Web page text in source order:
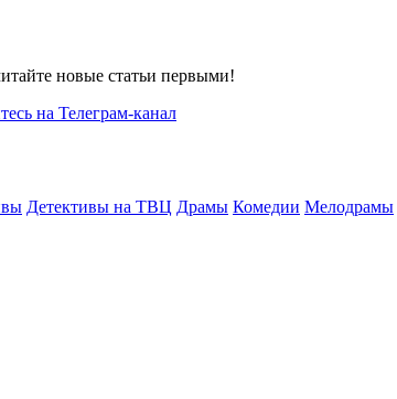
новые статьи первыми!
Детективы на ТВЦ Драмы Комедии Мелодрамы